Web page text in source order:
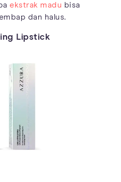
ekstrak madu bisa
dan halus.
Lipstick